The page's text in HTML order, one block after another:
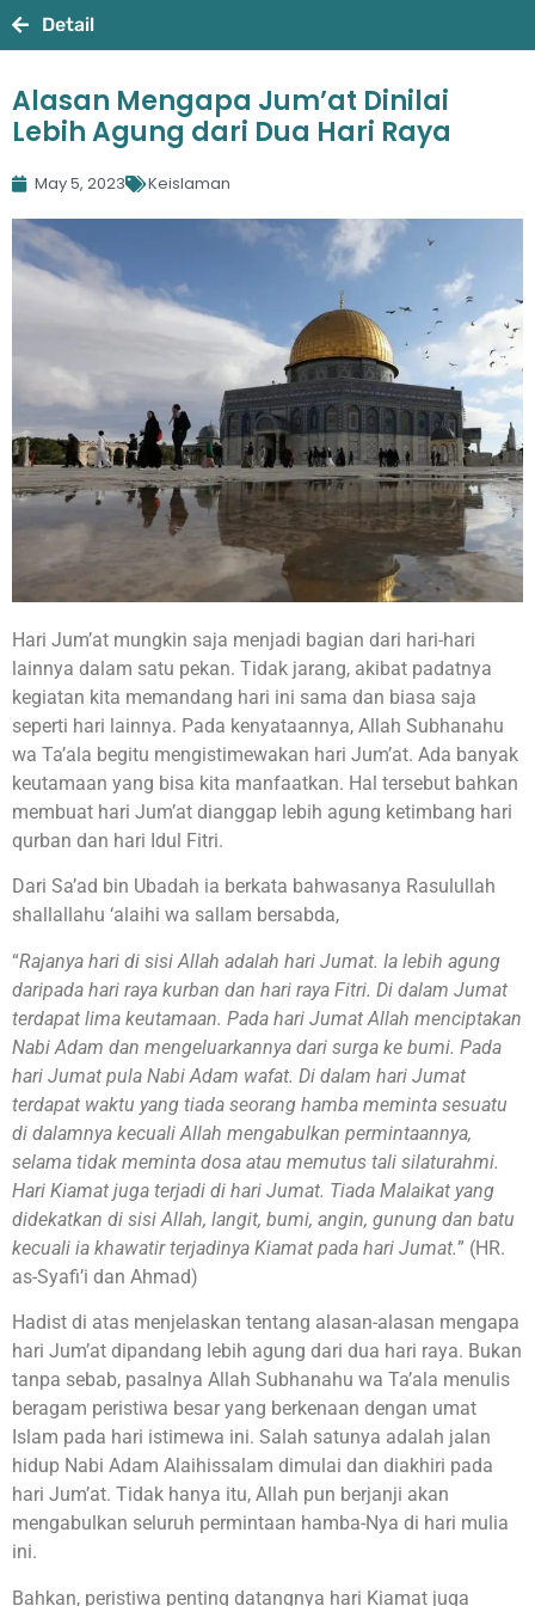
Detail
Alasan Mengapa Jum’at Dinilai
Lebih Agung dari Dua Hari Raya
May 5, 2023 Keislaman
Hari Jum’at mungkin saja menjadi bagian dari hari-hari
lainnya dalam satu pekan. Tidak jarang, akibat padatnya
kegiatan kita memandang hari ini sama dan biasa saja
seperti hari lainnya. Pada kenyataannya, Allah Subhanahu
wa Ta’ala begitu mengistimewakan hari Jum’at. Ada banyak
keutamaan yang bisa kita manfaatkan. Hal tersebut bahkan
membuat hari Jum’at dianggap lebih agung ketimbang hari
qurban dan hari Idul Fitri.
Dari Sa’ad bin Ubadah ia berkata bahwasanya Rasulullah
shallallahu ‘alaihi wa sallam bersabda,
“Rajanya hari di sisi Allah adalah hari Jumat. Ia lebih agung
daripada hari raya kurban dan hari raya Fitri. Di dalam Jumat
terdapat lima keutamaan. Pada hari Jumat Allah menciptakan
Nabi Adam dan mengeluarkannya dari surga ke bumi. Pada
hari Jumat pula Nabi Adam wafat. Di dalam hari Jumat
terdapat waktu yang tiada seorang hamba meminta sesuatu
di dalamnya kecuali Allah mengabulkan permintaannya,
selama tidak meminta dosa atau memutus tali silaturahmi.
Hari Kiamat juga terjadi di hari Jumat. Tiada Malaikat yang
didekatkan di sisi Allah, langit, bumi, angin, gunung dan batu
kecuali ia khawatir terjadinya Kiamat pada hari Jumat.” (HR.
as-Syafi’i dan Ahmad)
Hadist di atas menjelaskan tentang alasan-alasan mengapa
hari Jum’at dipandang lebih agung dari dua hari raya. Bukan
tanpa sebab, pasalnya Allah Subhanahu wa Ta’ala menulis
beragam peristiwa besar yang berkenaan dengan umat
Islam pada hari istimewa ini. Salah satunya adalah jalan
hidup Nabi Adam Alaihissalam dimulai dan diakhiri pada
hari Jum’at. Tidak hanya itu, Allah pun berjanji akan
mengabulkan seluruh permintaan hamba-Nya di hari mulia
ini.
Bahkan, peristiwa penting datangnya hari Kiamat juga